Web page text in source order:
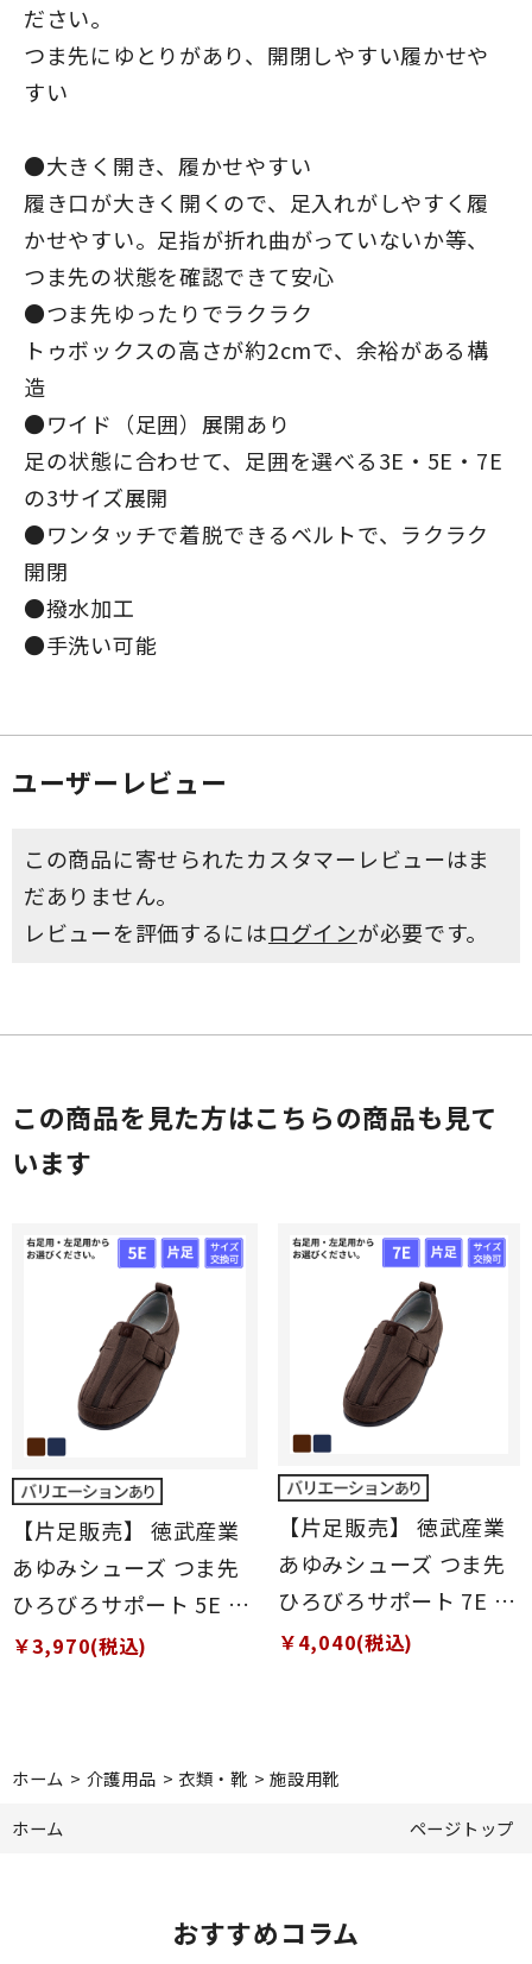
ださい。
つま先にゆとりがあり、開閉しやすい履かせや
すい
●大きく開き、履かせやすい
履き口が大きく開くので、足入れがしやすく履
かせやすい。足指が折れ曲がっていないか等、
つま先の状態を確認できて安心
●つま先ゆったりでラクラク
トゥボックスの高さが約2cmで、余裕がある構
造
●ワイド（足囲）展開あり
足の状態に合わせて、足囲を選べる3E・5E・7E
の3サイズ展開
●ワンタッチで着脱できるベルトで、ラクラク
開閉
●撥水加工
●手洗い可能
ユーザーレビュー
この商品に寄せられたカスタマーレビューはま
だありません。
レビューを評価するにはログインが必要です。
この商品を見た方はこちらの商品も見て
います
【片足販売】 徳武産業
あゆみシューズ つま先
ひろびろサポート 5E 片
足 ブラウン L(23～
￥3,970(税込)
【片足販売】 徳武産業
あゆみシューズ つま先
ひろびろサポート 7E 片
足 ブラウン L(23～
￥4,040(税込)
ホーム > 介護用品 > 衣類・靴 >施設用靴
ホーム
ページトップ
おすすめコラム